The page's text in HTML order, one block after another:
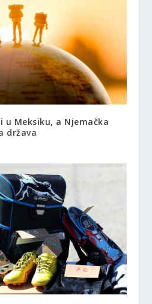
Meksiku, a Njemačka
država